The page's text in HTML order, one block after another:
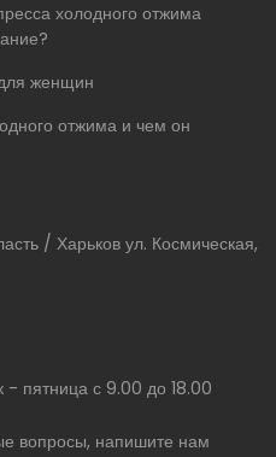
холодного отжима
женщин
отжима и чем он
/ Харьков ул. Космическая,
пятница с 9.00 до 18.00
вопросы, напишите нам